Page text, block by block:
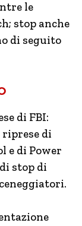
le
stop anche
di seguito
di FBI:
riprese di
e di Power
stop di